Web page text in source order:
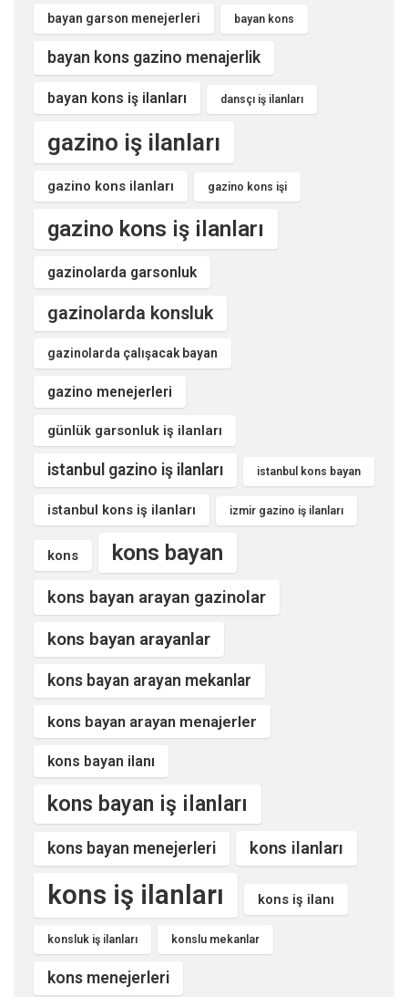
bayan garson menejerleri bayan kons
bayan kons gazino menajerlik
bayan kons iş ilanları dansçı iş ilanları
gazino iş ilanları
gazino kons ilanları gazino kons işi
gazino kons iş ilanları
gazinolarda garsonluk
gazinolarda konsluk
gazinolarda çalışacak bayan
gazino menejerleri
günlük garsonluk iş ilanları
istanbul gazino iş ilanları istanbul kons bayan
istanbul kons iş ilanları izmir gazino iş ilanları
kons kons bayan
kons bayan arayan gazinolar
kons bayan arayanlar
kons bayan arayan mekanlar
kons bayan arayan menajerler
kons bayan ilanı
kons bayan iş ilanları
kons bayan menejerleri kons ilanları
kons iş ilanları kons iş ilanı
konsluk iş ilanları konslu mekanlar
kons menejerleri